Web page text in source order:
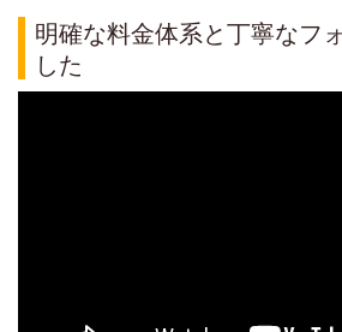
明確な料金体系と丁寧なフ
した